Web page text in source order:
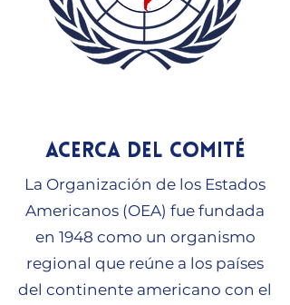
Acerca del comité
La Organización de los Estados
Americanos (OEA) fue fundada
en 1948 como un organismo
regional que reúne a los países
del continente americano con el